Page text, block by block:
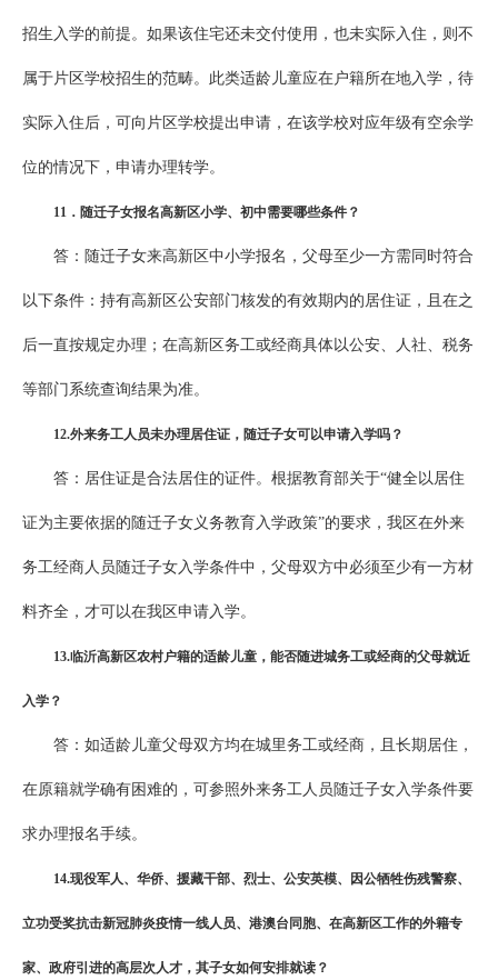
招生入学的前提。如果该住宅还未交付使用，也未实际入住，则不
属于片区学校招生的范畴。此类适龄儿童应在户籍所在地入学，待
实际入住后，可向片区学校提出申请，在该学校对应年级有空余学
位的情况下，申请办理转学。
11 ．随迁子女报名高新区小学、初中需要哪些条件？
答：随迁子女来高新区中小学报名，父母至少一方需同时符合
以下条件：持有高新区公安部门核发的有效期内的居住证，且在之
后一直按规定办理；在高新区务工或经商具体以公安、人社、税务
等部门系统查询结果为准。
12.外来务工人员未办理居住证，随迁子女可以申请入学吗？
答：居住证是合法居住的证件。根据教育部关于“健全以居住
证为主要依据的随迁子女义务教育入学政策”的要求，我区在外来
务工经商人员随迁子女入学条件中，父母双方中必须至少有一方材
料齐全，才可以在我区申请入学。
13.临沂高新区农村户籍的适龄儿童，能否随进城务工或经商的父母就近
入学？
答：如适龄儿童父母双方均在城里务工或经商，且长期居住，
在原籍就学确有困难的，可参照外来务工人员随迁子女入学条件要
求办理报名手续。
14.现役军人、华侨、援藏干部、烈士、公安英模、因公牺牲伤残警察、
立功受奖抗击新冠肺炎疫情一线人员、港澳台同胞、在高新区工作的外籍专
家、政府引进的高层次人才，其子女如何安排就读？